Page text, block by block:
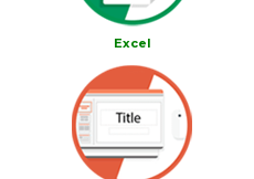
Excel